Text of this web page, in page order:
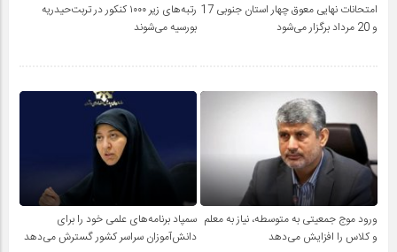
امتحانات نهایی معوق چهار استان جنوبی 17
و 20 مرداد برگزار می‌شود
رتبه‌های زیر ۱۰۰۰ کنکور در تربت‌حیدریه
بورسیه می‌شوند
ورود موج جمعیتی به متوسطه، نیاز به معلم
و کلاس را افزایش می‌دهد
سمپاد برنامه‌های علمی خود را برای
دانش‌آموزان سراسر کشور گسترش می‌دهد